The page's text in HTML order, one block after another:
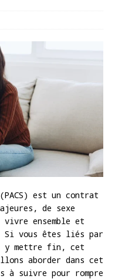
est un contrat
de sexe
vivre ensemble et
Si vous êtes liés par
y mettre fin, cet
aborder dans cet
suivre pour rompre